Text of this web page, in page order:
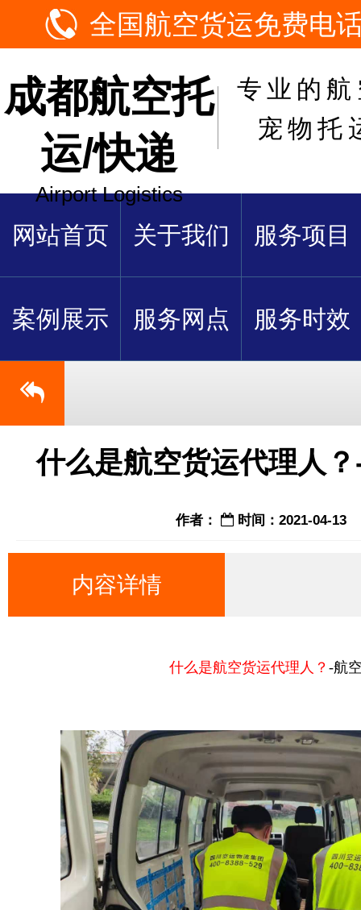
全国航空货运免费电
成都航空托
运/快递
Airport Logistics
专业的
宠物托
网站首页 关于我们 服务项目
案例展示 服务网点 服务时效
什么是航空货运代理人
作者： 时间：2021-04-13
内容详情
什么是航空货运代理人？ -航